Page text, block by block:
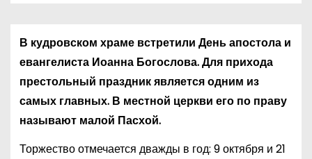
В кудровском храме встретили День апостола и
евангелиста Иоанна Богослова. Для прихода
престольный праздник является одним из
самых главных. В местной церкви его по праву
называют малой Пасхой.
Торжество отмечается дважды в год: 9 октября и 21